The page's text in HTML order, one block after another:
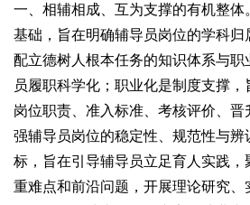
一、相辅相成、互为支撑的有机整体
基础，旨在明确辅导员岗位的学科
配立德树人根本任务的知识体系与
员履职科学化；职业化是制度支撑
岗位职责、准入标准、考核评价、
强辅导员岗位的稳定性、规范性与辨
标，旨在引导辅导员立足育人实践
重难点和前沿问题，开展理论研究、